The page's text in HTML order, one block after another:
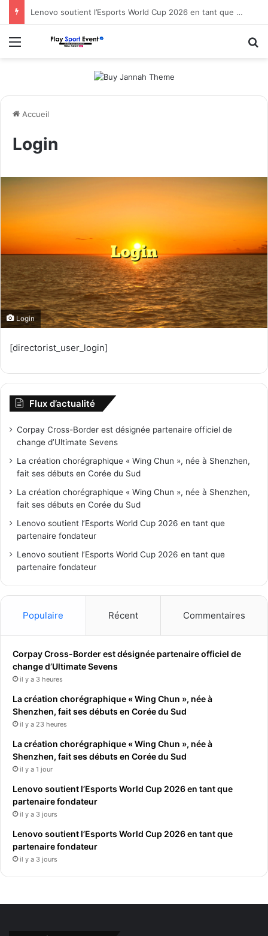
Lenovo soutient l’Esports World Cup 2026 en tant que partenaire fondateur
Menu
Accueil
Login
Login
[directorist_user_login]
Flux d’actualité
Corpay Cross-Border est désignée partenaire officiel de
change d’Ultimate Sevens
La création chorégraphique « Wing Chun », née à Shenzhen,
fait ses débuts en Corée du Sud
La création chorégraphique « Wing Chun », née à Shenzhen,
fait ses débuts en Corée du Sud
Lenovo soutient l’Esports World Cup 2026 en tant que
partenaire fondateur
Lenovo soutient l’Esports World Cup 2026 en tant que
partenaire fondateur
Populaire Récent Commentaires
Corpay Cross-Border est désignée partenaire officiel de
change d’Ultimate Sevens
il y a 3 heures
La création chorégraphique « Wing Chun », née à
Shenzhen, fait ses débuts en Corée du Sud
il y a 23 heures
La création chorégraphique « Wing Chun », née à
Shenzhen, fait ses débuts en Corée du Sud
il y a 1 jour
Lenovo soutient l’Esports World Cup 2026 en tant que
partenaire fondateur
il y a 3 jours
Lenovo soutient l’Esports World Cup 2026 en tant que
partenaire fondateur
il y a 3 jours